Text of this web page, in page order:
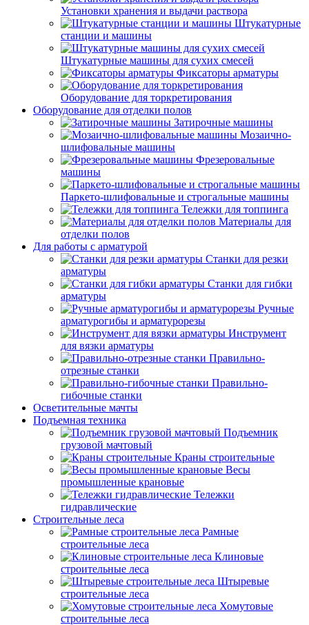
Установки хранения и выдачи раствора
Штукатурные
станции и машины
Штукатурные машины для сухих смесей
Фиксаторы арматуры
Оборудование для торкретирования
Оборудование для отделки полов
Затирочные машины
Мозаично-
шлифовальные машины
Фрезеровальные
машины
Паркето-шлифовальные и строгальные машины
Тележки для топпинга
Материалы для
отделки полов
Для работы с арматурой
Станки для резки
арматуры
Станки для гибки
арматуры
Ручные
арматурогибы и арматурорезы
Инструмент
для вязки арматуры
Правильно-
отрезные станки
Правильно-
гибочные станки
Осветительные мачты
Подъемная техника
Подъемник
грузовой мачтовый
Краны строительные
Весы
промышленные крановые
Тележки
гидравлические
Строительные леса
Рамные
строительные леса
Клиновые
строительные леса
Штыревые
строительные леса
Хомутовые
строительные леса